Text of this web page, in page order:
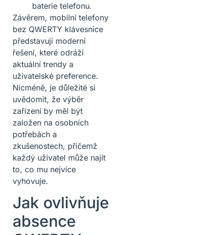
baterie telefonu.
Závěrem, mobilní telefony
bez QWERTY klávesnice
představují moderní
řešení, které odráží
aktuální trendy a
uživatelské preference.
Nicméně, je důležité si
uvědomit, že výběr
zařízení by měl být
založen na osobních
potřebách a
zkušenostech, přičemž
každý uživatel může najít
to, co mu nejvíce
vyhovuje.
Jak ovlivňuje
absence